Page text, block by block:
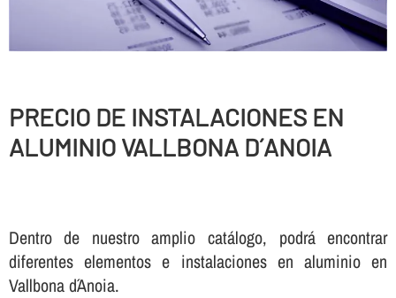
PRECIO DE INSTALACIONES EN
ALUMINIO VALLBONA D´ANOIA
Dentro de nuestro amplio catálogo, podrá encontrar
diferentes elementos e instalaciones en aluminio en
Vallbona d´Anoia.